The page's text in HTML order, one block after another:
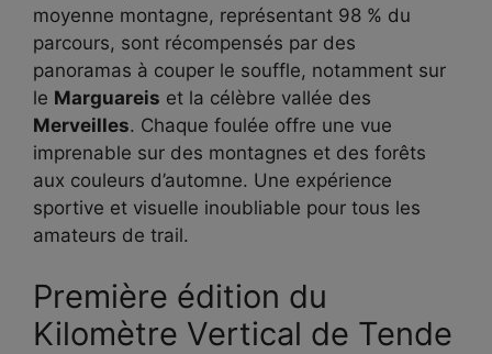
moyenne montagne, représentant 98 % du
parcours, sont récompensés par des
panoramas à couper le souffle, notamment sur
le Marguareis et la célèbre vallée des
Merveilles. Chaque foulée offre une vue
imprenable sur des montagnes et des forêts
aux couleurs d’automne. Une expérience
sportive et visuelle inoubliable pour tous les
amateurs de trail.
Première édition du
Kilomètre Vertical de Tende